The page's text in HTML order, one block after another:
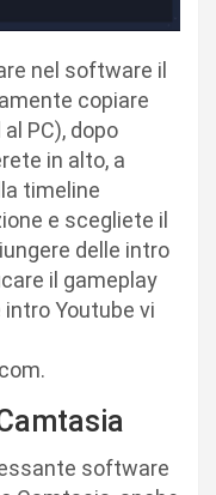
nel software il
copiare
PC), dopo
in alto, a
timeline
e scegliete il
delle intro
il gameplay
Youtube vi
software